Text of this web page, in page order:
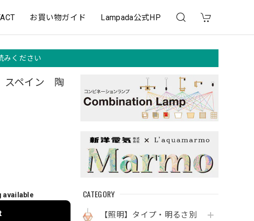
お買い物ガイド Lampada公式HP
ください
CATEGORY
【照明】タイプ・明るさ別
スペイン 陶
available